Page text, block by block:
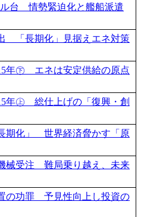
台 情勢緊迫化と艦船派遣
「長期化」見据えエネ対策
年㊦ エネは安定供給の原点
年㊤ 総仕上げの「復興・創
期化」 世界経済脅かす「原
械受注 難局乗り越え、未来
の功罪 予見性向上し投資の